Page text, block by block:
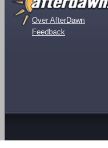
Over AfterDawn
Feedback